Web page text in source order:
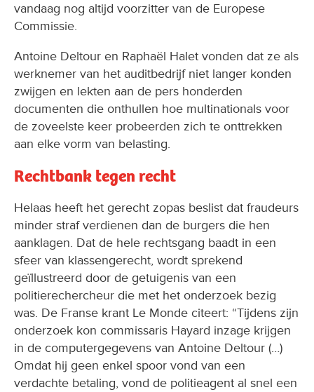
vandaag nog altijd voorzitter van de Europese
Commissie.
Antoine Deltour en Raphaël Halet vonden dat ze als
werknemer van het auditbedrijf niet langer konden
zwijgen en lekten aan de pers honderden
documenten die onthullen hoe multinationals voor
de zoveelste keer probeerden zich te onttrekken
aan elke vorm van belasting.
Rechtbank tegen recht
Helaas heeft het gerecht zopas beslist dat fraudeurs
minder straf verdienen dan de burgers die hen
aanklagen. Dat de hele rechtsgang baadt in een
sfeer van klassengerecht, wordt sprekend
geïllustreerd door de getuigenis van een
politierechercheur die met het onderzoek bezig
was. De Franse krant Le Monde citeert: “Tijdens zijn
onderzoek kon commissaris Hayard inzage krijgen
in de computergegevens van Antoine Deltour (…)
Omdat hij geen enkel spoor vond van een
verdachte betaling, vond de politieagent al snel een